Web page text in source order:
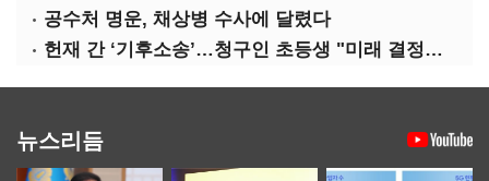
공수처 명운, 채상병 수사에 달렸다
헌재 간 ‘기후소송’…청구인 초등생 "미래 결정할 중요한 소송"
뉴스리듬